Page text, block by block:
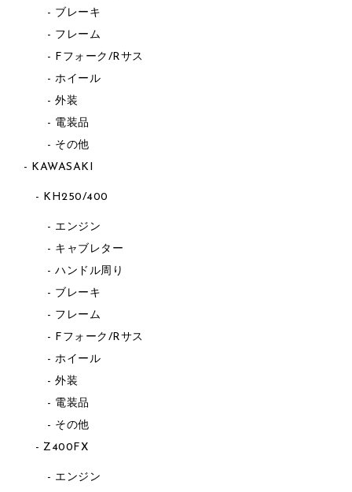
ブレーキ
フレーム
Fフォーク/Rサス
ホイール
外装
電装品
その他
KAWASAKI
KH250/400
エンジン
キャブレター
ハンドル周り
ブレーキ
フレーム
Fフォーク/Rサス
ホイール
外装
電装品
その他
Z400FX
エンジン